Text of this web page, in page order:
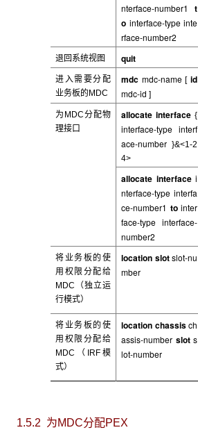
nterface-number1
t
o interface-type inte
rface-number2
退回系统视图 quit
进入需要分配
业务板的MDC
mdc mdc-name[id
mdc-id ]
为MDC分配物
理接口
allocate interface {
interface-type interf
ace-number }&<1-2
4>
allocate interface i
nterface-type interfa
ce-number1 to inter
face-type interface-
number2
将业务板的使
用权限分配给
MDC （独立运
行模式）
location slotslot-nu
mber
将业务板的使
用权限分配给
MDC （IRF模
式）
location chassisch
assis-number slot s
lot-number
1.5.2 为MDC分配PEX